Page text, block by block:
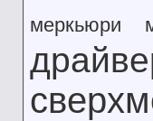
меркьюри